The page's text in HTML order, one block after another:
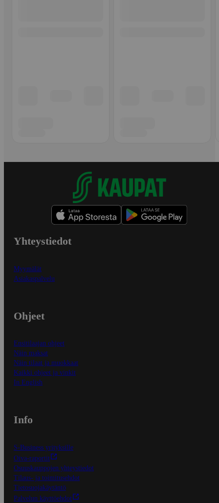
Yhteystiedot
Myymälät
Asiakaspalvelu
Ohjeet
Ensitilaajan ohjeet
Näin maksat
Näin tilaat ja muokkaat
Kaikki ohjeet ja vinkit
In English
Info
S-Business yrityksille
Oiva-raportit
Osuuskauppojen yhteystiedot
Tilaus- ja toimitusehdot
Tietosuojakäytäntö
Palvelun käyttöehdot